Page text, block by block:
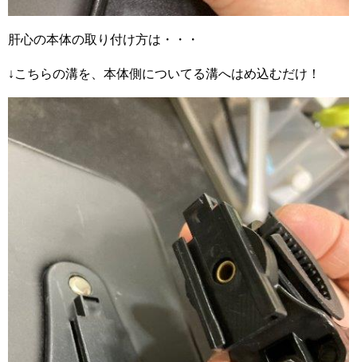
肝心の本体の取り付け方は・・・
↓こちらの溝を、本体側についてる溝へはめ込むだけ！